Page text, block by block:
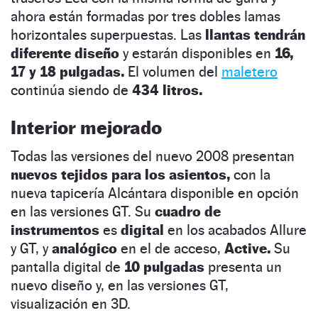
ahora están formadas por tres dobles lamas
horizontales superpuestas. Las llantas tendrán
diferente diseño y estarán disponibles en 16,
17 y 18 pulgadas. El volumen del maletero
continúa siendo de 434 litros.
Interior mejorado
Todas las versiones del nuevo 2008 presentan
nuevos tejidos para los asientos, con la
nueva tapicería Alcántara disponible en opción
en las versiones GT. Su cuadro de
instrumentos es digital en los acabados Allure
y GT, yanalógico en el de acceso, Active. Su
pantalla digital de 10 pulgadas presenta un
nuevo diseño y, en las versiones GT,
visualización en 3D.